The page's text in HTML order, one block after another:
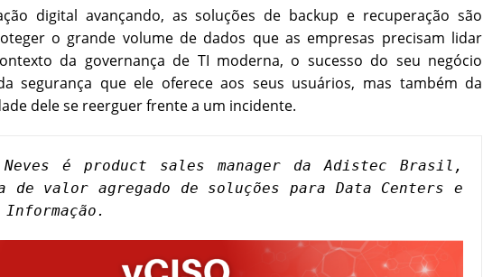
digital avançando, as soluções de backup e recuperação são
o grande volume de dados que as empresas precisam lidar
da governança de TI moderna, o sucesso do seu negócio
segurança que ele oferece aos seus usuários, mas também da
dele se reerguer frente a um incidente.
é product sales manager da Adistec Brasil,
valor agregado de soluções para Data Centers e